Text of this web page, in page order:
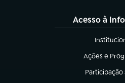
Acesso à
(abre em
Ações e
(abre em
Participação
(abre em